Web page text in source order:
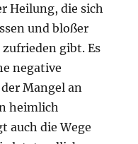
Heilung, die sich
und bloßer
gibt. Es
negative
Mangel an
heimlich
auch die Wege